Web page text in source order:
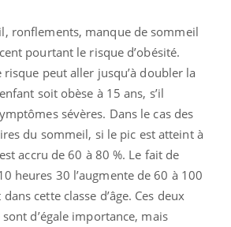
ronflements, manque de sommeil
pourtant le risque d’obésité.
risque peut aller jusqu’à doubler la
soit obèse à 15 ans, s’il
sévères. Dans le cas des
du sommeil, si le pic est atteint à
accru de 60 à 80 %. Le fait de
heures 30 l’augmente de 60 à 100
cette classe d’âge. Ces deux
d’égale importance, mais